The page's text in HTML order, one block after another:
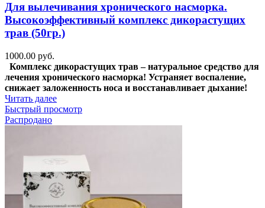
Для вылечивания хронического насморка.
Высокоэффективный комплекс дикорастущих
трав (50гр.)
1000.00 руб.
Комплекс дикорастущих трав – натуральное средство для
лечения хронического насморка! Устраняет воспаление,
снижает заложенность носа и восстанавливает дыхание!
Читать далее
Быстрый просмотр
Распродано